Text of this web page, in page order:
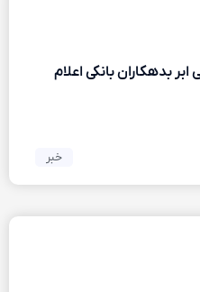
بدهکاران بانکی اعلام
خبر